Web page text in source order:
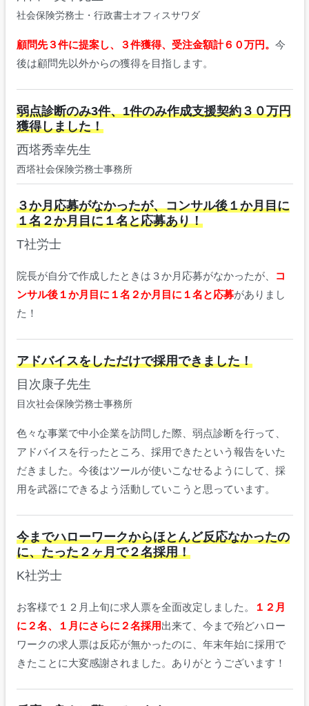
社会保険労務士・行政書士オフィスサワダ
顧問先３件に提案し、３件獲得、受注金額計６０万円。 今
後は顧問先以外からの獲得を目指します。
弱点診断のみ3件、1件のみ作成支援契約３０万円
獲得しました！
西塔秀幸先生
西塔社会保険労務士事務所
３か月応募がなかったが、コンサル後１か月目に
１名２か月目に１名と応募あり！
T社労士
院長が自分で作成したときは３か月応募がなかったが、
コ
ンサル後１か月目に１名２か月目に１名と応募がありまし
た！
アドバイスをしただけで採用できました！
目次康子先生
目次社会保険労務士事務所
色々な事業で中小企業を訪問した際、弱点診断を行って、
アドバイスを行ったところ、採用できたという報告をいた
だきました。今後はツールが使いこなせるようにして、採
用を武器にできるよう活動していこうと思っています。
今までハローワークからほとんど反応なかったの
に、たった２ヶ月で２名採用！
K社労士
お客様で１２月上旬に求人票を全面改定しました。
１２月
に２名、１月にさらに２名採用出来て、今まで殆どハロー
ワークの求人票は反応が無かったのに、年末年始に採用で
きたことに大変感謝されました。ありがとうございます！